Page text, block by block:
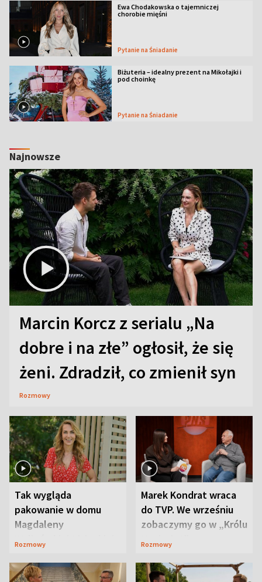
Ewa Chodakowska o tajemniczej
chorobie mięśni
Pytanie na Śniadanie
Biżuteria – idealny prezent na Mikołajki i
pod choinkę
Pytanie na Śniadanie
Najnowsze
Marcin Korcz z serialu „Na
dobre i na złe” ogłosił, że się
żeni. Zdradził, co zmienił syn
Rozmowy
Tak wygląda
pakowanie w domu
Magdaleny
Waligórskiej-Lisieckiej.
Rozmowy
Marek Kondrat wraca
do TVP. We wrześniu
zobaczymy go w „Królu
Maciusiu I”
Rozmowy